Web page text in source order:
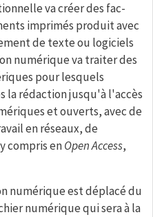
va créer des fac-
imprimés produit avec
de texte ou logiciels
numérique va traiter des
pour lesquels
la rédaction jusqu'à l'accès
et ouverts, avec de
en réseaux, de
compris enOpen Access,
numérique est déplacé du
numérique qui sera à la